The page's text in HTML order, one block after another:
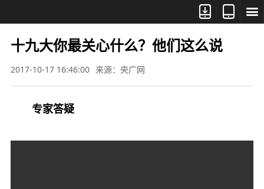



十九大你最关心什么？他们这么说
2017-10-17 16:46:00 来源：央广网
专家答疑